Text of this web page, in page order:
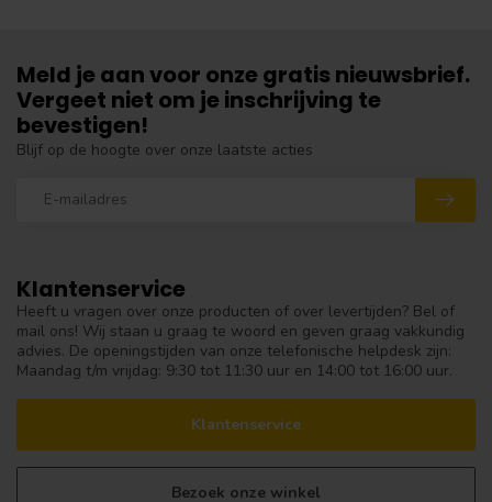
Klantenservice
Heeft u vragen over onze producten of over levertijden? Bel of
mail ons! Wij staan u graag te woord en geven graag vakkundig
advies. De openingstijden van onze telefonische helpdesk zijn:
Maandag t/m vrijdag: 9:30 tot 11:30 uur en 14:00 tot 16:00 uur.
Klantenservice
Bezoek onze winkel
Meld je aan voor onze gratis nieuwsbrief.
Vergeet niet om je inschrijving te
bevestigen!
Blijf op de hoogte over onze laatste acties